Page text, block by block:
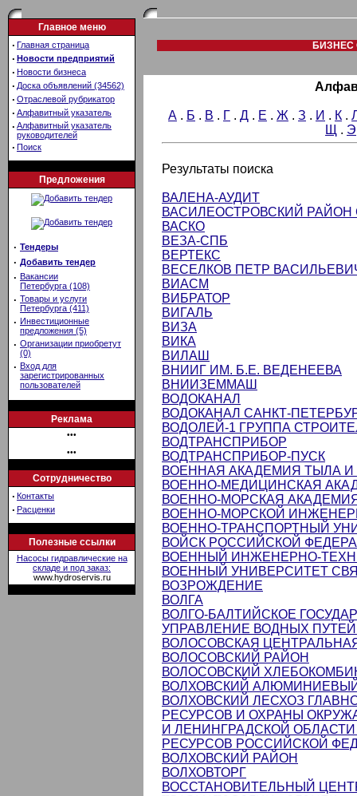
Главное меню
· Главная страница
· Новости предприятий
· Новости бизнеса
· Доска объявлений (34562)
· Отраслевой рубрикатор
· Алфавитный указатель
· Алфавитный указатель
руководителей
· Поиск
Предложения
· Тендеры
· Добавить тендер
· Вакансии
Петербурга (108)
· Товары и услуги
Петербурга (411)
· Инвестиционные
предложения (5)
· Организации приобретут
(0)
· Вход для
зарегистрированных
пользователей
Реклама
•••
•••
Сотрудничество
· Контакты
· Расценки
Полезные ссылки
Насосы гидравлические на
складе и под заказ:
www.hydroservis.ru
БИЗНЕС
А . Б . В . Г . Д . Е . Ж . З . И . К .
Щ
. Э
Результаты поиска
ВАЛЕНА-АУДИТ
ВАСИЛЕОСТРОВСКИЙ РАЙОН
ВАСКО
ВЕЗА-СПБ
ВЕРТЕКС
ВЕСЕЛКОВ ПЕТР
ВИАСМ
ВИБРАТОР
ВИГАЛЬ
ВИЗА
ВИКА
ВИЛАШ
ВНИИГ ИМ. Б.Е. ВЕДЕНЕЕВА
ВНИИЗЕММАШ
ВОДОКАНАЛ
ВОДОКАНАЛ САНКТ-
ВОДОЛЕЙ-1 ГРУППА
ВОДТРАНСПРИБОР
ВОДТРАНСПРИБОР-ПУСК
ВОЕННАЯ АКАДЕМИЯ ТЫЛА И
ВОЕННО-МЕДИЦИНСКАЯ
ВОЕННО-МОРСКАЯ
ВОЕННО-МОРСКОЙ
ВОЕННО-ТРАНСПОРТНЫЙ
ВОЙСК РОССИЙСКОЙ
ВОЕННЫЙ ИНЖЕНЕРНО-
ВОЕННЫЙ УНИВЕРСИТЕТ
ВОЗРОЖДЕНИЕ
ВОЛГА
ВОЛГО-БАЛТИЙСКОЕ
УПРАВЛЕНИЕ ВОДНЫХ
ВОЛОСОВСКАЯ
ВОЛОСОВСКИЙ РАЙОН
ВОЛОСОВСКИЙ
ВОЛХОВСКИЙ
ВОЛХОВСКИЙ ЛЕСХОЗ
РЕСУРСОВ И ОХРАНЫ
И ЛЕНИНГРАДСКОЙ
РЕСУРСОВ РОССИЙСКОЙ
ВОЛХОВСКИЙ РАЙОН
ВОЛХОВТОРГ
ВОССТАНОВИТЕЛЬНЫЙ